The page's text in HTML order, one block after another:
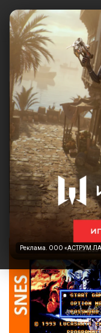
Реклама. ООО «АСТРУМ
Реклама.